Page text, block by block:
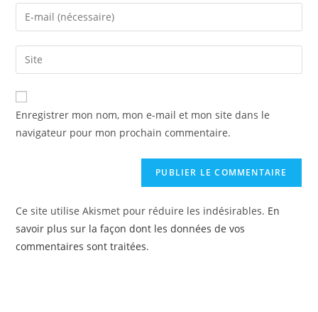
Enregistrer mon nom, mon e-mail et mon site dans le
navigateur pour mon prochain commentaire.
Ce site utilise Akismet pour réduire les indésirables. En
savoir plus sur la façon dont les données de vos
commentaires sont traitées.